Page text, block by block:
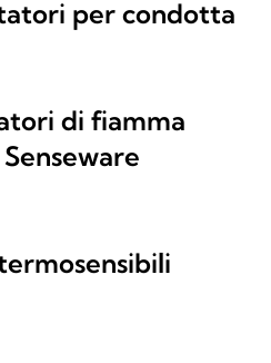
per condotta
di fiamma